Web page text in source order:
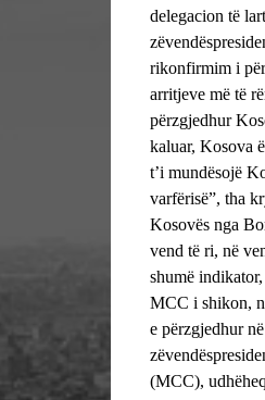
delegacion të
rikonfirmim i
arritjeve më të
përzgjedhur
kaluar, Kosova
t’i mundësojë
varfërisë”, tha
Kosovës nga
vend të ri, në
shumë
MCC i shikon,
e përzgjedhur
(MCC),